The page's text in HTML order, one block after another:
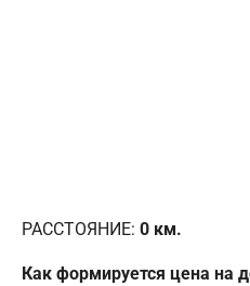
РАССТОЯНИЕ: 0 км.
Как формируется цена на